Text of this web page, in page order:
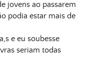
jovens ao passarem
podia estar mais de
e eu soubesse
seriam todas